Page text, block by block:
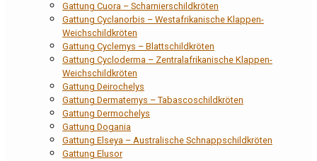
Gattung Cuora – Scharnierschildkröten
Gattung Cyclanorbis – Westafrikanische Klappen-
Weichschildkröten
Gattung Cyclemys – Blattschildkröten
Gattung Cycloderma – Zentralafrikanische Klappen-
Weichschildkröten
Gattung Deirochelys
Gattung Dermatemys – Tabascoschildkröten
Gattung Dermochelys
Gattung Dogania
Gattung Elseya – Australische Schnappschildkröten
Gattung Elusor